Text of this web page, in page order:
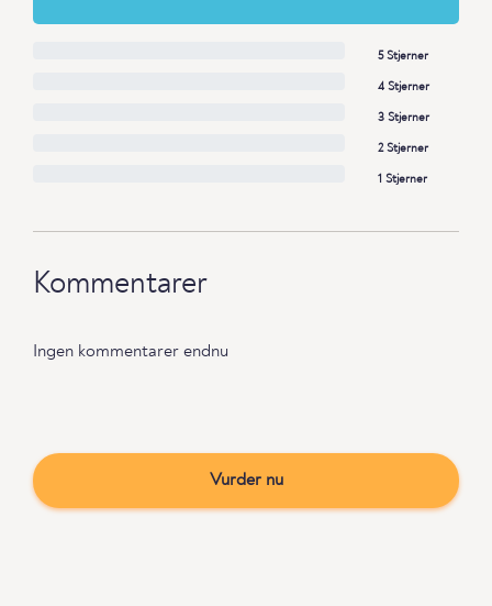
5 Stjerner
4 Stjerner
3 Stjerner
2 Stjerner
1 Stjerner
Kommentarer
Ingen kommentarer endnu
Vurder nu